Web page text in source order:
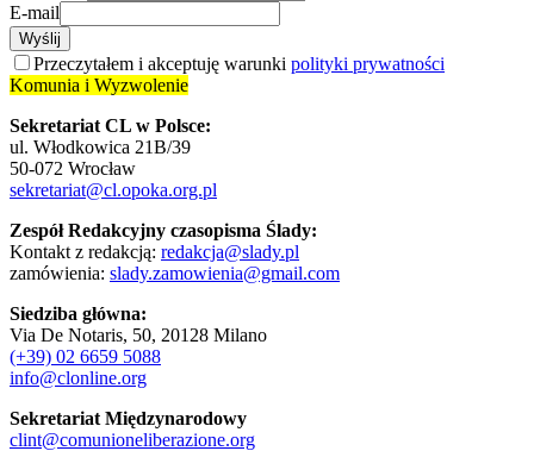
E-mail
Wyślij
Przeczytałem i akceptuję warunki polityki prywatności
Komunia i Wyzwolenie
Sekretariat CL w Polsce:
ul. Włodkowica 21B/39
50-072 Wrocław
sekretariat@cl.opoka.org.pl
Zespół Redakcyjny czasopisma Ślady:
Kontakt z redakcją: redakcja@slady.pl
zamówienia: slady.zamowienia@gmail.com
Siedziba główna:
Via De Notaris, 50, 20128 Milano
(+39) 02 6659 5088
info@clonline.org
Sekretariat Międzynarodowy
clint@comunioneliberazione.org